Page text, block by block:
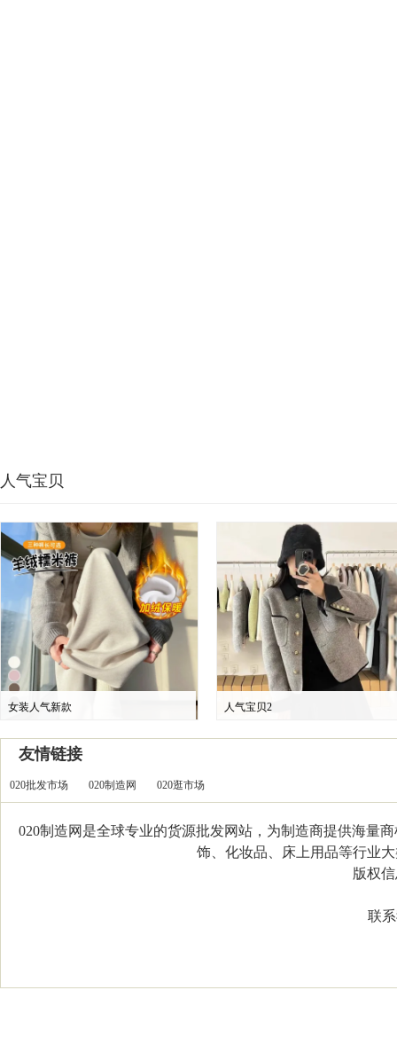
人气宝贝
女装人气新款 人气宝贝2
友情链接
020批发市场 020制造网 020逛市场
020制造网是全球专业的货源批发网站，为制造商提供海量
饰、化妆品、床上用品等行业
版权信
联